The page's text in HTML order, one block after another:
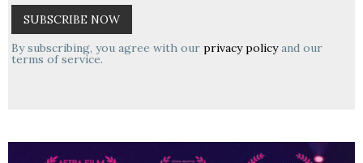
By subscribing, you agree with our privacy policyand our
terms of service.